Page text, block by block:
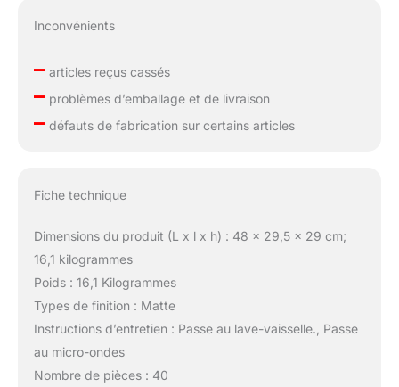
Inconvénients
–articles reçus cassés
–problèmes d’emballage et de livraison
–défauts de fabrication sur certains articles
Fiche technique
Dimensions du produit (L x l x h) : 48 x 29,5 x 29 cm;
16,1 kilogrammes
Poids : 16,1 Kilogrammes
Types de finition : Matte
Instructions d’entretien : Passe au lave-vaisselle., Passe
au micro-ondes
Nombre de pièces : 40